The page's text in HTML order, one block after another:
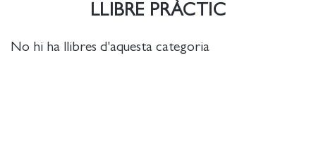
Autor [A-Z]
LLIBRE PRÀCTIC
No hi ha llibres d'aquesta categoria